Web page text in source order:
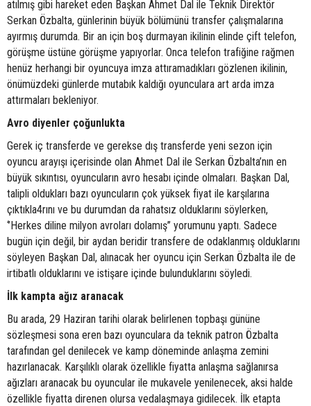
atılmış gibi hareket eden Başkan Ahmet Dal ile Teknik Direktör
Serkan Özbalta, günlerinin büyük bölümünü transfer çalışmalarına
ayırmış durumda. Bir an için boş durmayan ikilinin elinde çift telefon,
görüşme üstüne görüşme yapıyorlar. Onca telefon trafiğine rağmen
henüz herhangi bir oyuncuya imza attıramadıkları gözlenen ikilinin,
önümüzdeki günlerde mutabık kaldığı oyunculara art arda imza
attırmaları bekleniyor.
Avro diyenler çoğunlukta
Gerek iç transferde ve gerekse dış transferde yeni sezon için
oyuncu arayışı içerisinde olan Ahmet Dal ile Serkan Özbalta’nın en
büyük sıkıntısı, oyuncuların avro hesabı içinde olmaları. Başkan Dal,
talipli oldukları bazı oyuncuların çok yüksek fiyat ile karşılarına
çıktıkla4rını ve bu durumdan da rahatsız olduklarını söylerken,
‘’Herkes diline milyon avroları dolamış’’ yorumunu yaptı. Sadece
bugün için değil, bir aydan beridir transfere de odaklanmış olduklarını
söyleyen Başkan Dal, alınacak her oyuncu için Serkan Özbalta ile de
irtibatlı olduklarını ve istişare içinde bulunduklarını söyledi.
İlk kampta ağız aranacak
Bu arada, 29 Haziran tarihi olarak belirlenen topbaşı gününe
sözleşmesi sona eren bazı oyunculara da teknik patron Özbalta
tarafından gel denilecek ve kamp döneminde anlaşma zemini
hazırlanacak. Karşılıklı olarak özellikle fiyatta anlaşma sağlanırsa
ağızları aranacak bu oyuncular ile mukavele yenilenecek, aksi halde
özellikle fiyatta direnen olursa vedalaşmaya gidilecek. İlk etapta